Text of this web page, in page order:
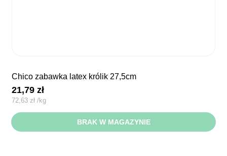
chico zabawka latex królik 27,5cm
21,79zł
72,63 zł /kg
BRAK W MAGAZYNIE